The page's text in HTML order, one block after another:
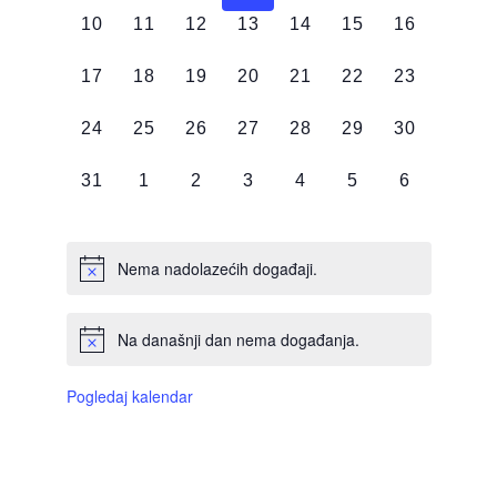
0
10
0
11
0
12
0
13
0
14
0
15
0
16
0
17
0
18
0
19
0
20
0
21
0
22
0
23
0
24
0
25
0
26
0
27
0
28
0
29
0
30
0
31
0
1
0
2
0
3
0
4
0
5
0
6
Nema nadolazećih događaji.
Na današnji dan nema događanja.
Pogledaj kalendar